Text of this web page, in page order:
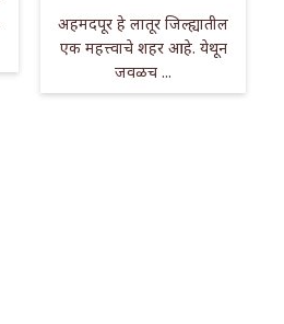
अहमदपूर हे लातूर जिल्ह्यातील
एक महत्त्वाचे शहर आहे. येथून
जवळच ...